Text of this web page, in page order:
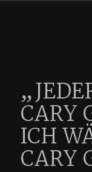
„
CARY
ICH
CARY